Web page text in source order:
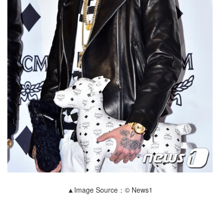
▲Image Source：© News1